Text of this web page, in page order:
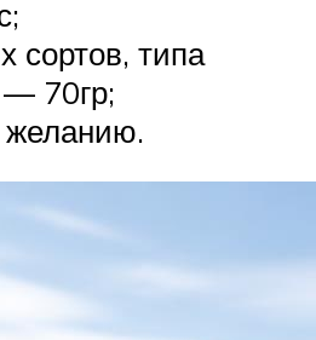
сортов, типа
— 70гр;
желанию.